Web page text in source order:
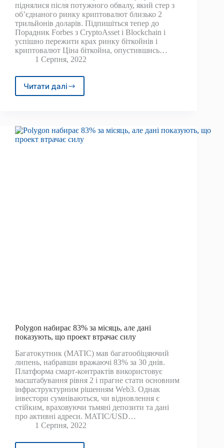
піднялися після потужного обвалу, який стер з
об’єднаного ринку криптовалют близько 2
трильйонів доларів. Підпишіться тепер до
Порадник Forbes з CryptoAsset і Blockchain і
успішно пережити крах ринку біткойнів і
криптовалют Ціна біткойна, опустившись…
1 Серпня, 2022
Читати далі
«Інші
—
МВФ
ціни
біткойна,
та
криптовалюти
Polygon набирає 83% за місяць, але дані
показують, що проект втрачає силу
Багатокутник (MATIC) мав багатообіцяючий
липень, набравши вражаючі 83% за 30 днів.
Платформа смарт-контрактів використовує
масштабування рівня 2 і прагне стати основним
інфраструктурним рішенням Web3. Однак
інвестори сумніваються, чи відновлення є
стійким, враховуючи тьмяні депозити та дані
про активні адреси. MATIC/USD…
1 Серпня, 2022